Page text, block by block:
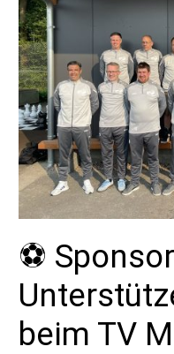
⚽️
⚽️
beim TV